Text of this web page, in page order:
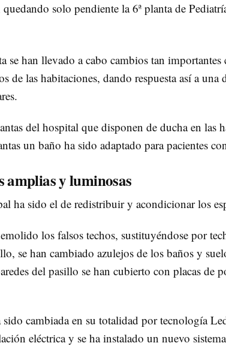
solo pendiente la 6ª planta de
se han llevado a cabo cambios tan
de las habitaciones, dando respuesta así a una
del hospital que disponen de ducha en las
un baño ha sido adaptado para pacientes
amplias y luminosas
ha sido el de redistribuir y acondicionar los
los falsos techos, sustituyéndose por
se han cambiado azulejos de los baños y
del pasillo se han cubierto con placas de
cambiada en su totalidad por tecnología
eléctrica y se ha instalado un nuevo